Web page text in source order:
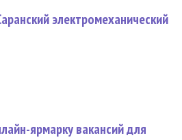
электромеханический
ярмарку вакансий для